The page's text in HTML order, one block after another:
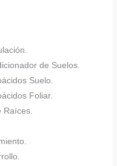
de Suelos.
Suelo.
Foliar.